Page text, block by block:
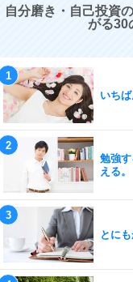
自分磨き・自己投資
がる30
いちば
勉強
える。
とに